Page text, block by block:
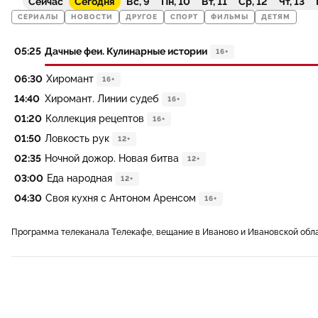
СЕРИАЛЫ НОВОСТИ ДРУГОЕ СПОРТ ФИЛЬМЫ ДЕТЯМ
05:25 Дачные феи. Кулинарные истории 16+
06:30 Хиромант 16+
14:40 Хиромант. Линии судеб 16+
01:20 Коллекция рецептов 16+
01:50 Ловкость рук 12+
02:35 Ночной дожор. Новая битва 12+
03:00 Еда народная 12+
04:30 Своя кухня с Антоном Аренсом 16+
Программа телеканала Телекафе, вещание в Иваново и Ивановской